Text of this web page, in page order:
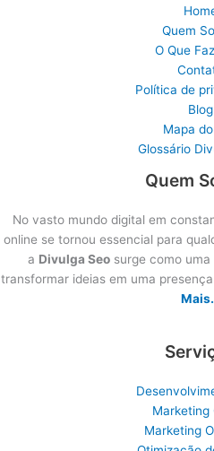
Quem
O Que
Política de
Blog
Mapa
Glossário
Quem
No vasto mundo digital em
online se tornou essencial para
a Divulga Seosurge como uma
transformar ideias em uma
Marketing
Marketing